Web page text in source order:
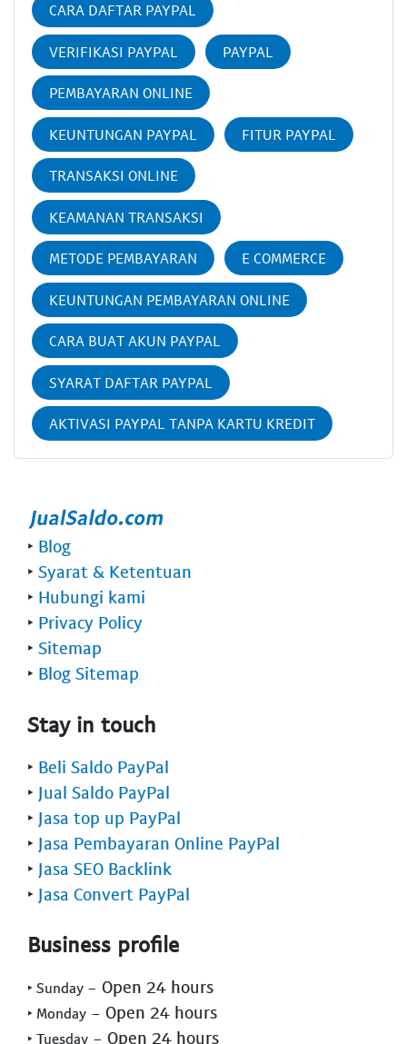
CARA DAFTAR PAYPAL
VERIFIKASI PAYPAL PAYPAL
PEMBAYARAN ONLINE
KEUNTUNGAN PAYPAL FITUR PAYPAL
TRANSAKSI ONLINE
KEAMANAN TRANSAKSI
METODE PEMBAYARAN E COMMERCE
KEUNTUNGAN PEMBAYARAN ONLINE
CARA BUAT AKUN PAYPAL
SYARAT DAFTAR PAYPAL
AKTIVASI PAYPAL TANPA KARTU KREDIT
‣ Blog
‣ Syarat & Ketentuan
‣ Hubungi kami
‣ Privacy Policy
‣ Sitemap
‣ Blog Sitemap
Stay in touch
‣ Beli Saldo PayPal
‣ Jual Saldo PayPal
‣ Jasa top up PayPal
‣ Jasa Pembayaran Online PayPal
‣ Jasa SEO Backlink
‣ Jasa Convert PayPal
Business profile
‣ Sunday - Open 24 hours
‣ Monday - Open 24 hours
‣ Tuesday - Open 24 hours